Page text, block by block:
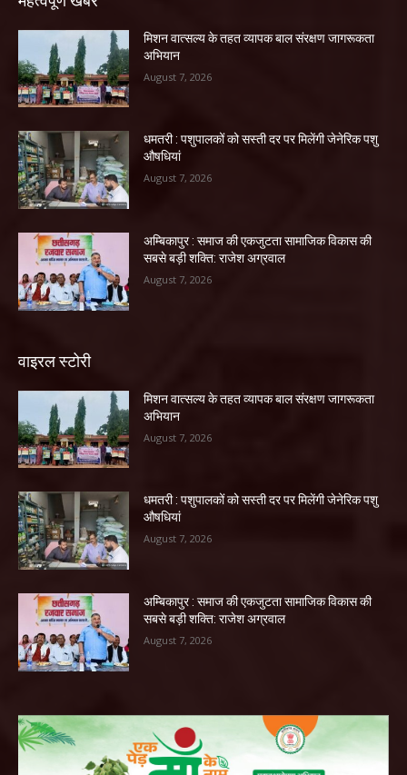
मिशन वात्सल्य के तहत व्यापक बाल संरक्षण जागरूकता
अभियान
August 7, 2026
धमतरी : पशुपालकों को सस्ती दर पर मिलेंगी जेनेरिक पशु
औषधियां
August 7, 2026
अम्बिकापुर : समाज की एकजुटता सामाजिक विकास की
सबसे बड़ी शक्ति: राजेश अग्रवाल
August 7, 2026
वाइरल स्टोरी
मिशन वात्सल्य के तहत व्यापक बाल संरक्षण जागरूकता
अभियान
August 7, 2026
धमतरी : पशुपालकों को सस्ती दर पर मिलेंगी जेनेरिक पशु
औषधियां
August 7, 2026
अम्बिकापुर : समाज की एकजुटता सामाजिक विकास की
सबसे बड़ी शक्ति: राजेश अग्रवाल
August 7, 2026